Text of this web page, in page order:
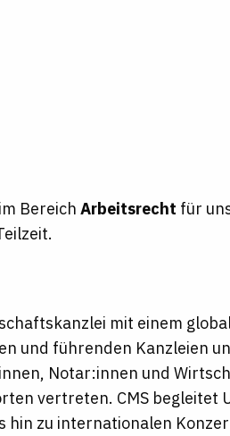
im Bereich Arbeitsrecht für
mit einem
und führenden Kanzleien
Notar:innen und
vertreten. CMS begleitet
hin zu internationalen